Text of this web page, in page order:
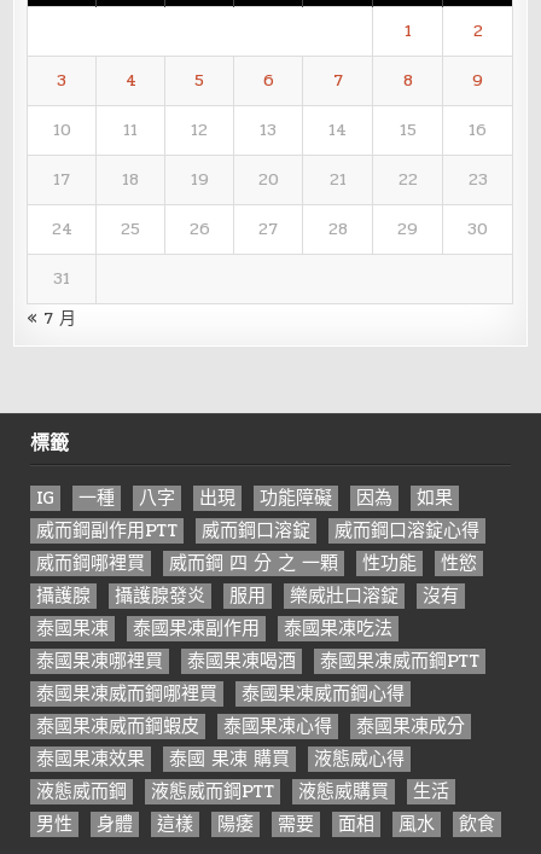
1
2
3
4 5 6 7 8
9
10
11 12 13 14 15
16
17
18 19 20 21 22
23
24
25 26 27 28 29
30
31
« 7 月
標籤
IG 一種 八字 出現 功能障礙 因為
如果
威而鋼副作用PTT
威而鋼口溶錠
威而鋼口溶錠心得
威而鋼哪裡買
威而鋼 四 分 之 一顆 性功能
性慾
攝護腺
攝護腺發炎 服用 樂威壯口溶錠
沒有
泰國果凍
泰國果凍副作用
泰國果凍吃法
泰國果凍哪裡買
泰國果凍喝酒
泰國果凍威而鋼PTT
泰國果凍威而鋼哪裡買
泰國果凍威而鋼心得
泰國果凍威而鋼蝦皮
泰國果凍心得
泰國果凍成分
泰國果凍效果
泰國 果凍 購買
液態威心得
液態威而鋼
液態威而鋼PTT 液態威購買
生活
男性
身體 這樣 陽痿 需要 面相 風水 飲食